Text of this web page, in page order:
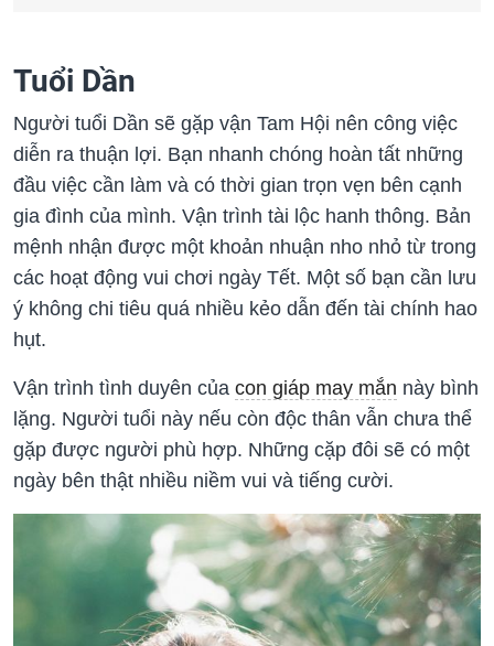
Tuổi Dần
Người tuổi Dần sẽ gặp vận Tam Hội nên công việc
diễn ra thuận lợi. Bạn nhanh chóng hoàn tất những
đầu việc cần làm và có thời gian trọn vẹn bên cạnh
gia đình của mình. Vận trình tài lộc hanh thông. Bản
mệnh nhận được một khoản nhuận nho nhỏ từ trong
các hoạt động vui chơi ngày Tết. Một số bạn cần lưu
ý không chi tiêu quá nhiều kẻo dẫn đến tài chính hao
hụt.
Vận trình tình duyên của con giáp may mắn này bình
lặng. Người tuổi này nếu còn độc thân vẫn chưa thể
gặp được người phù hợp. Những cặp đôi sẽ có một
ngày bên thật nhiều niềm vui và tiếng cười.